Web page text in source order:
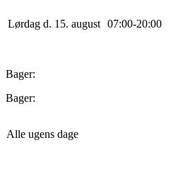
Lørdag d. 15. august 07:00-20:00
Bager:
Bager:
Alle ugens dage